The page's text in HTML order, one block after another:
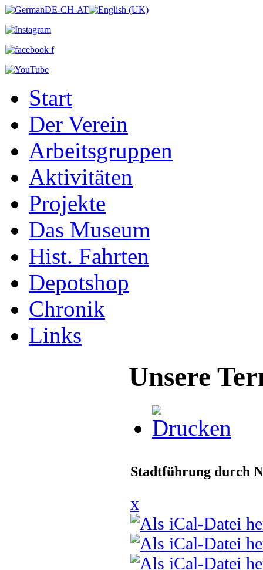
Start
Der Verein
Arbeitsgruppen
Aktivitäten
Projekte
Das Museum
Hist. Fahrten
Depotshop
Chronik
Links
Unsere
Stadtführung durch
x